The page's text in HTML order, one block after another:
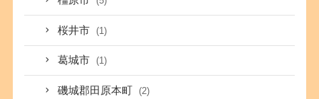
桜井市 (1)
葛城市 (1)
磯城郡田原本町 (2)